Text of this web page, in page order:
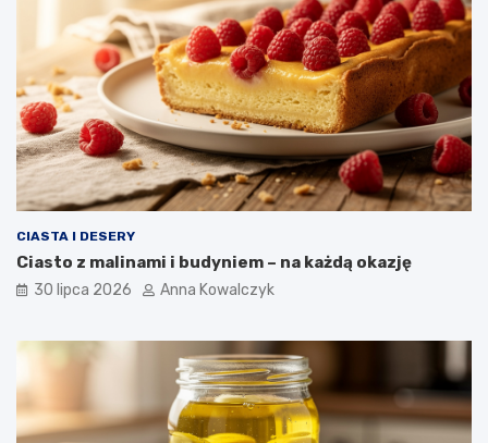
CIASTA I DESERY
Ciasto z malinami i budyniem – na każdą okazję
30 lipca 2026 Anna Kowalczyk